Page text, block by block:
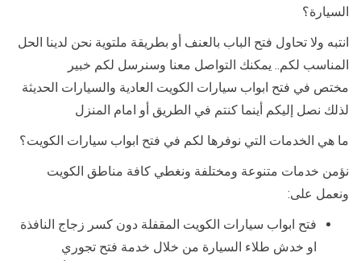
السيارة؟
انتبه ولا تحاول فتح الباب بالعنف أو بطريقة ملتوية نحن لدينا الحل
المناسب لكم.. يمكنك التواصل معنا وسنرسل لكم خبير
مختص في فتح ابواب سيارات الكويت العادية والسيارات الحديثة
لذلك نصل إليكم أينما كنتم في الطريق أو امام المنزل
ما هي الخدمات التي نوفرها لكم في فتح ابواب سيارات الكويت؟
نؤمن خدمات متنوعة ومختلفة ونغطي كافة مناطق الكويت
ونعمل على:
فتح ابواب سيارات الكويت المقفلة دون كسر زجاج النافذة
او خدش طلاء السيارة من خلال خدمة فتح تجوري